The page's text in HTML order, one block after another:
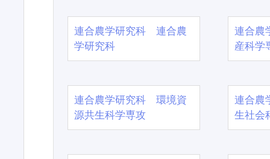
連合農学研究科 連合農
学研究科
連合農
産科学
連合農学研究科 環境資
源共生科学専攻
連合農
生社会